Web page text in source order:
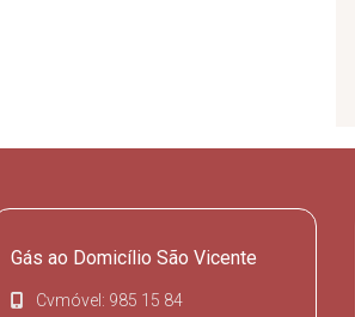
Gás ao Domicílio São Vicente
Cvmóvel: 985 15 84